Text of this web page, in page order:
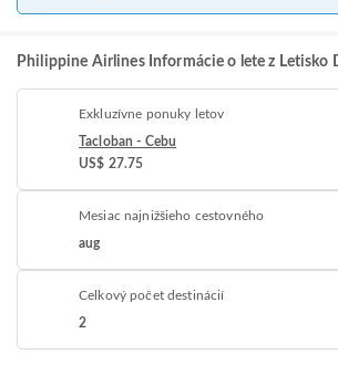
Philippine Airlines Informácie o lete z Letisko
Exkluzívne ponuky letov
Tacloban - Cebu
US$ 27.75
Mesiac najnižšieho cestovného
aug
Celkový počet destinácií
2